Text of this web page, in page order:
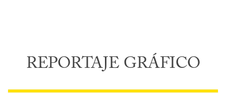
REPORTAJE GRÁFICO